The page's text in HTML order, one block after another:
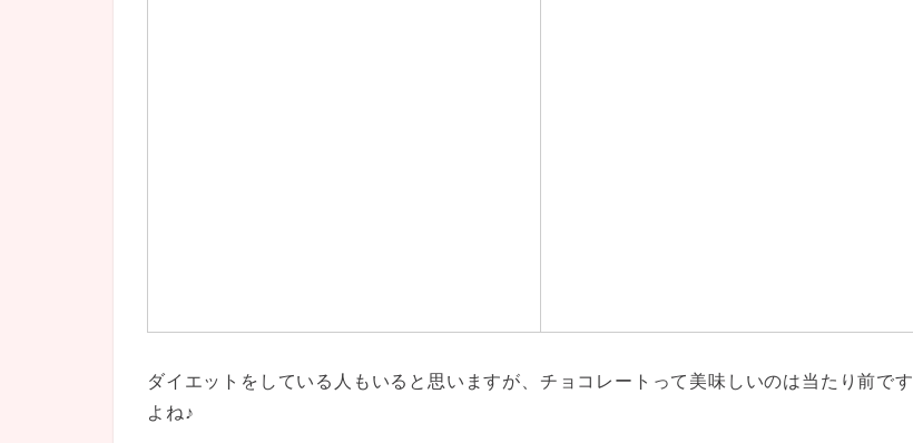
ダイエットをしている人もいると思いますが、チョコレートって美味しいのは当たり前です
よね♪